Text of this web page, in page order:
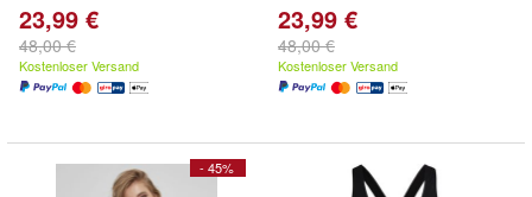
23,99 €
48,00 €
Kostenloser Versand
23,99 €
48,00 €
Kostenloser Versand
- 45%